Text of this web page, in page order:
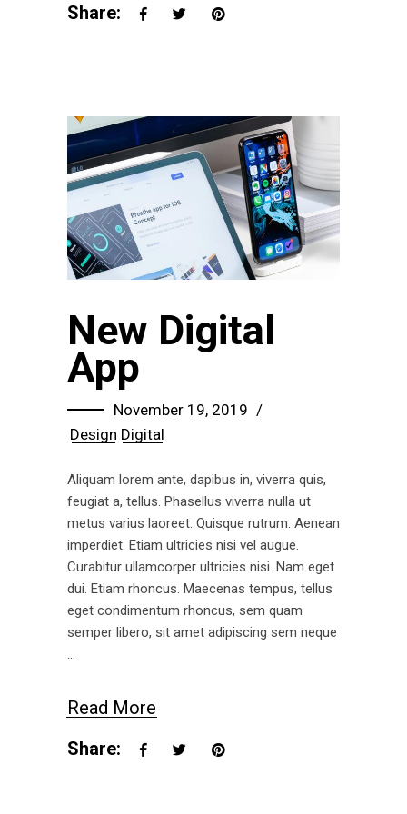
Share:
New Digital
App
November 19, 2019
Design Digital
Aliquam lorem ante, dapibus in, viverra quis,
feugiat a, tellus. Phasellus viverra nulla ut
metus varius laoreet. Quisque rutrum. Aenean
imperdiet. Etiam ultricies nisi vel augue.
Curabitur ullamcorper ultricies nisi. Nam eget
dui. Etiam rhoncus. Maecenas tempus, tellus
eget condimentum rhoncus, sem quam
semper libero, sit amet adipiscing sem neque
Read More
Share: